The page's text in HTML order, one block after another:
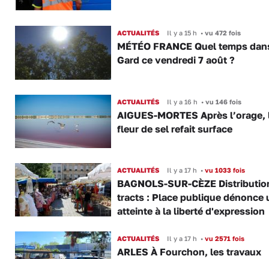
ACTUALITÉS Il y a 15 h •vu 472 fois
MÉTÉO FRANCE Quel temps
Gard ce vendredi 7 août ?
ACTUALITÉS Il y a 16 h •vu 146 fois
AIGUES-MORTES Après l’orage,
fleur de sel refait surface
ACTUALITÉS Il y a 17 h •vu 1033 fois
BAGNOLS-SUR-CÈZE
tracts : Place publique dénonce
atteinte à la liberté d'expression
ACTUALITÉS Il y a 17 h •vu 2571 fois
ARLES À Fourchon, les travaux